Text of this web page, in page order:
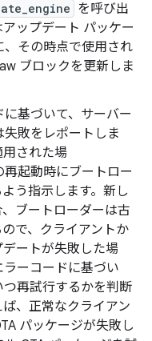
を呼び出
アップデート パッケー
その時点で使用され
ブロックを更新しま
に基づいて、サーバー
敗をレポートしま
された場
再起動時にブートロー
う指示します。新し
ブートローダーは古
で、クライアントか
ートが失敗した場
ーコードに基づい
再試行するかを判断
、正常なクライアン
パッケージが失敗し